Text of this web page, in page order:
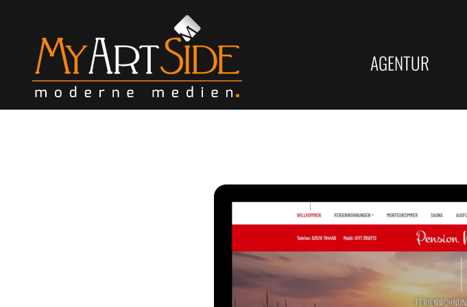
AGENTUR
SEO
KI-SEO
Google